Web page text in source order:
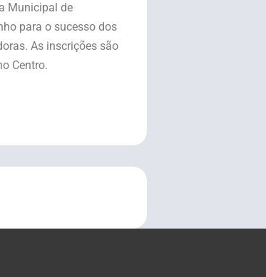
Municipal de
para o sucesso dos
As inscrições são
Centro.